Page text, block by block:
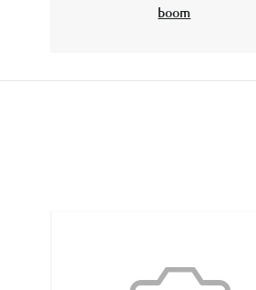
boom